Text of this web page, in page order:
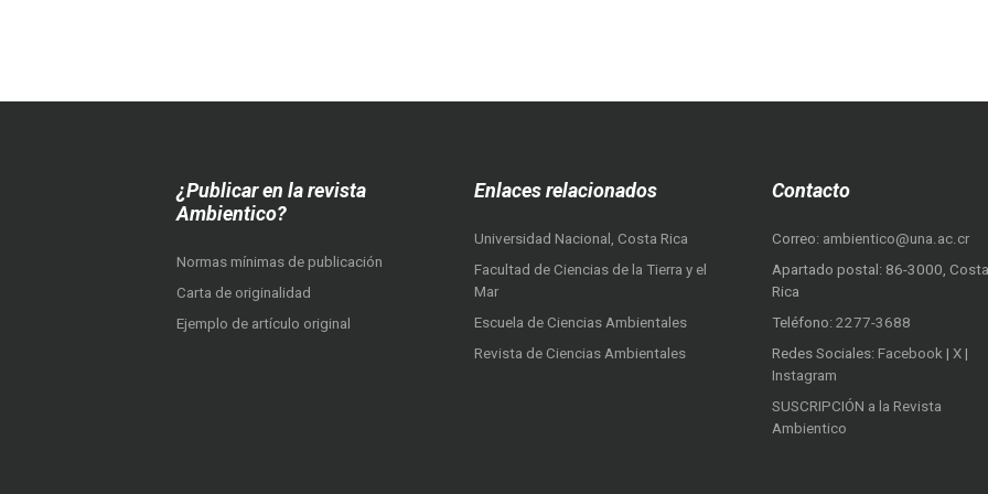
¿Publicar en la revista
Ambientico?
Normas mínimas de publicación
Carta de originalidad
Ejemplo de artículo original
Enlaces relacionados
Universidad Nacional, Costa Rica
Facultad de Ciencias de la Tierra y el
Mar
Escuela de Ciencias Ambientales
Revista de Ciencias Ambientales
Contacto
Correo: ambientico@una.ac.cr
Apartado postal: 86-3000, Costa
Rica
Teléfono: 2277-3688
Redes Sociales: Facebook | X |
Instagram
SUSCRIPCIÓN a la Revista
Ambientico